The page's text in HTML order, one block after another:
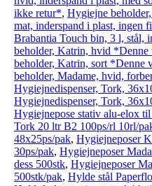
ikke retur*, Hygiejne
mat, inderspand i plast, ingen
Brabantia Touch bin, 3 l, stål,
beholder, Katrin, hvid *Denne
beholder, Katrin, sort *Denne
beholder, Madame, hvid,
Hygiejnedispenser, Tork,
Hygiejnedispenser, Tork,
Hygiejnepose stativ alu-elox til
Tork 20 ltr B2 100ps/rl 10rl/
48x25ps/pak, Hygiejneposer
30ps/pak, Hygiejneposer
dess 500stk, Hygiejneposer
500stk/pak, Hylde stål